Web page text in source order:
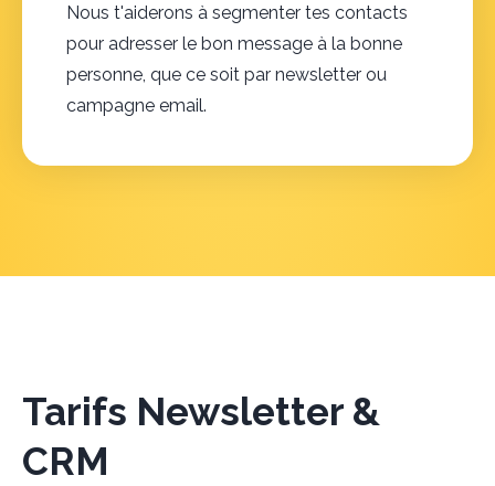
Nous t'aiderons à segmenter tes contacts
pour adresser le bon message à la bonne
personne, que ce soit par newsletter ou
campagne email.
Tarifs Newsletter &
CRM